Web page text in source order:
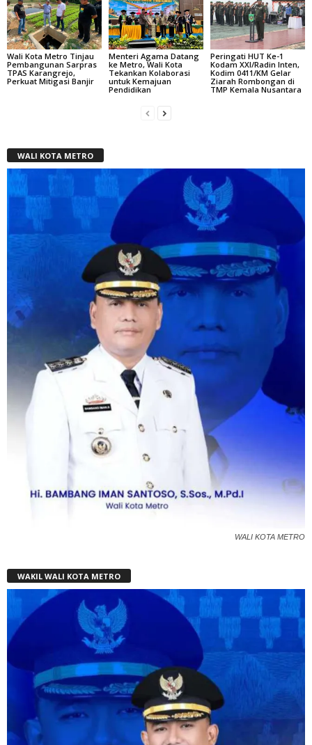
Wali Kota Metro Tinjau
Pembangunan Sarpras
TPAS Karangrejo,
Perkuat Mitigasi Banjir
Menteri Agama Datang
ke Metro, Wali Kota
Tekankan Kolaborasi
untuk Kemajuan
Pendidikan
Peringati HUT Ke-1
Kodam XXI/Radin Inten,
Kodim 0411/KM Gelar
Ziarah Rombongan di
TMP Kemala Nusantara
WALI KOTA METRO
WALI KOTA METRO
WAKIL WALI KOTA METRO